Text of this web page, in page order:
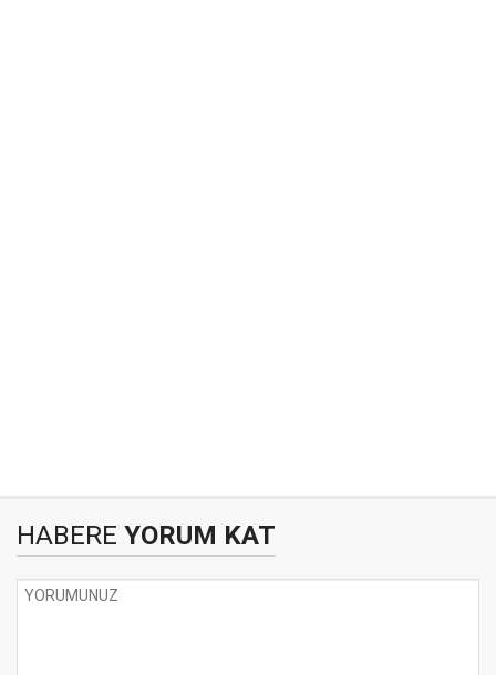
HABERE YORUM KAT